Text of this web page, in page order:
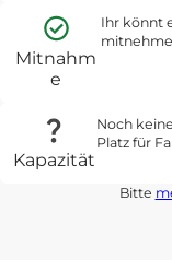
Mitnahm
e
Ihr könnt
Kapazität
Noch
Platz für
Bitte